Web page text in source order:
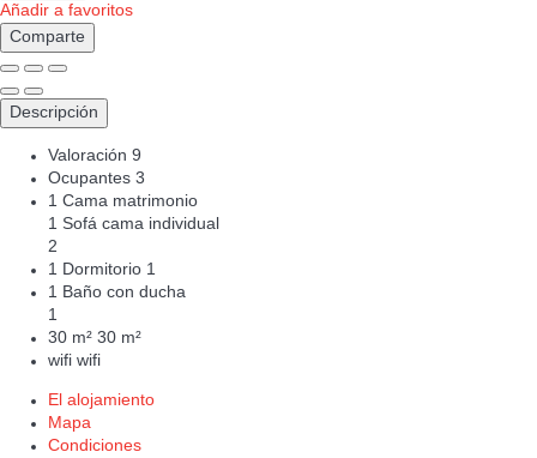
Añadir a favoritos
Comparte
Descripción
Valoración 9
Ocupantes 3
1 Cama matrimonio
1 Sofá cama individual
2
1 Dormitorio 1
1 Baño con ducha
1
30 m² 30 m²
wifi wifi
El alojamiento
Mapa
Condiciones